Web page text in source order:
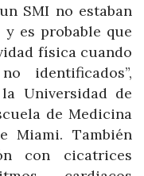
SMI no estaban
y es probable que
física cuando
identificados”,
Universidad de
de Medicina
Miami. También
con cicatrices